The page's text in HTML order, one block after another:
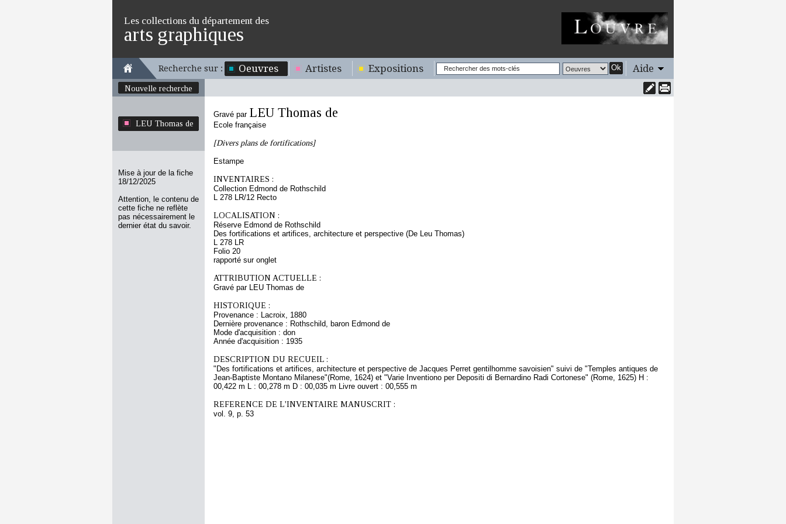
Les collections du département des
arts graphiques
Recherche sur : Oeuvres Artistes Expositions Ok Aide
Nouvelle recherche
LEU Thomas de
Mise à jour de la fiche
18/12/2025
Attention, le contenu de
cette fiche ne reflète
pas nécessairement le
dernier état du savoir.
Gravé par LEU Thomas de
Ecole française
[Divers plans de fortifications]
Estampe
INVENTAIRES :
Collection Edmond de Rothschild
L 278 LR/12 Recto
LOCALISATION :
Réserve Edmond de Rothschild
Des fortifications et artifices, architecture et perspective (De Leu Thomas)
L 278 LR
Folio 20
rapporté sur onglet
ATTRIBUTION ACTUELLE :
Gravé par LEU Thomas de
HISTORIQUE :
Provenance : Lacroix, 1880
Dernière provenance : Rothschild, baron Edmond de
Mode d'acquisition : don
Année d'acquisition : 1935
DESCRIPTION DU RECUEIL :
"Des fortifications et artifices, architecture et perspective de Jacques Perret gentilhomme savoisien" suivi de "Temples antiques de
Jean-Baptiste Montano Milanese"(Rome, 1624) et "Varie Inventiono per Depositi di Bernardino Radi Cortonese" (Rome, 1625) H :
00,422 m L : 00,278 m D : 00,035 m Livre ouvert : 00,555 m
REFERENCE DE L'INVENTAIRE MANUSCRIT :
vol. 9, p. 53